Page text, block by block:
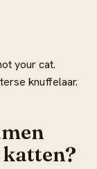
your cat.
knuffelaar.